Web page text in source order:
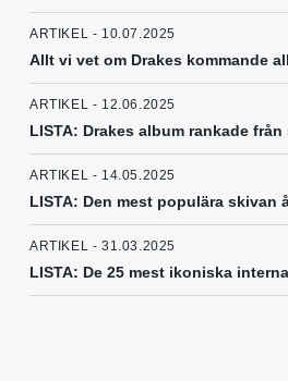
ARTIKEL - 10.07.2025
Allt vi vet om Drakes kommande
ARTIKEL - 12.06.2025
LISTA: Drakes album rankade
ARTIKEL - 14.05.2025
LISTA: Den mest populära skivan
ARTIKEL - 31.03.2025
LISTA: De 25 mest ikoniska